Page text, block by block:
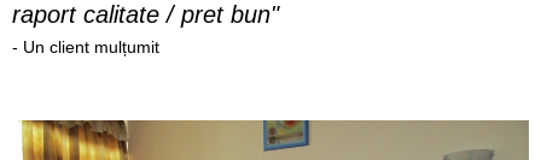
raport calitate / pret bun"
- Un client mulțumit